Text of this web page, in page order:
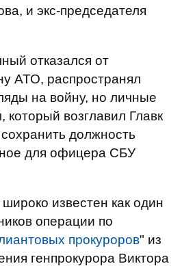
и экс-председателя
отказался от
АТО, распространял
на войну, но личные
возглавил Главк
должность
для офицера СБУ
известен как один
операции по
прокуроров" из
генпрокурора Виктора